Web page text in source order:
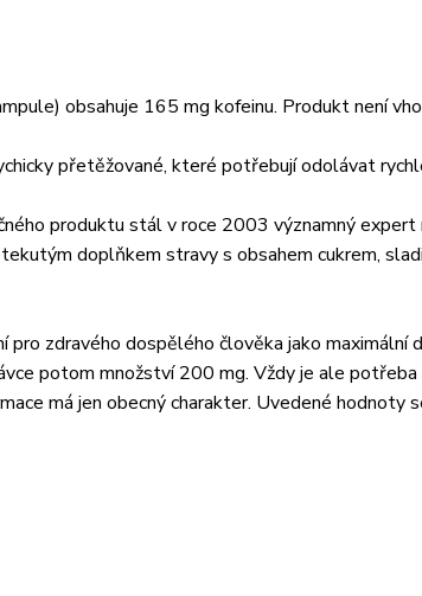
obsahuje 165 mg kofeinu. Produkt není
přetěžované, které potřebují odolávat
produktu stál v roce 2003 významný expert
doplňkem stravy s obsahem cukrem,
zdravého dospělého člověka jako maximální
potom množství 200 mg. Vždy je ale potřeba
má jen obecný charakter. Uvedené hodnoty